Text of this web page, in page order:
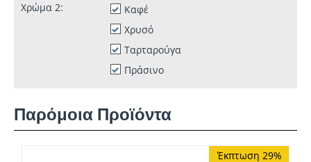
Χρώμα 2:
Καφέ
Χρυσό
Ταρταρούγα
Πράσινο
Παρόμοια Προϊόντα
Έκπτωση 29%